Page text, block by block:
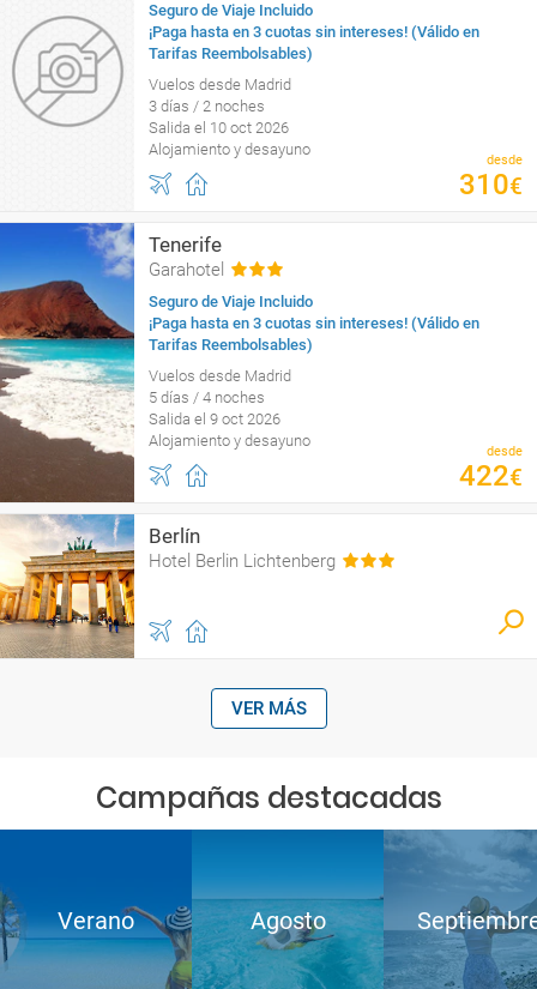
Seguro de Viaje Incluido
¡Paga hasta en 3 cuotas sin intereses! (Válido en
Tarifas Reembolsables)
Vuelos desde Madrid
3 días / 2 noches
Salida el 10 oct 2026
Alojamiento y desayuno
desde
310€
Tenerife
Garahotel
Seguro de Viaje Incluido
¡Paga hasta en 3 cuotas sin intereses! (Válido en
Tarifas Reembolsables)
Vuelos desde Madrid
5 días / 4 noches
Salida el 9 oct 2026
Alojamiento y desayuno
desde
422€
Berlín
Hotel Berlin Lichtenberg
VER MÁS
Campañas destacadas
Verano Agosto